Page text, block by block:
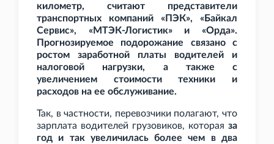
километр, считают представители
транспортных компаний «ПЭК», «Байкал
Сервис», «МТЭК-Логистик» и «Орда».
Прогнозируемое подорожание связано с
ростом заработной платы водителей и
налоговой нагрузки, а также с
увеличением стоимости техники и
расходов на ее обслуживание.
Так, в частности, перевозчики полагают, что
зарплата водителей грузовиков, которая за
год и так увеличилась более чем в два